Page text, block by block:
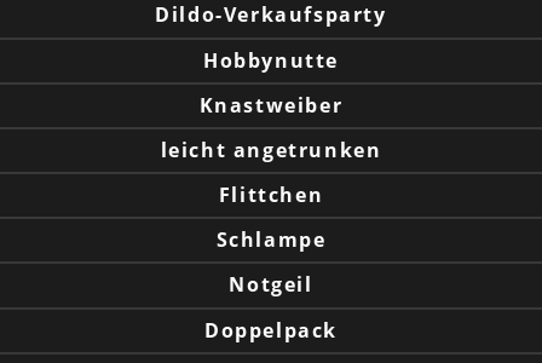
Dildo-Verkaufsparty
Hobbynutte
Knastweiber
leicht angetrunken
Flittchen
Schlampe
Notgeil
Doppelpack